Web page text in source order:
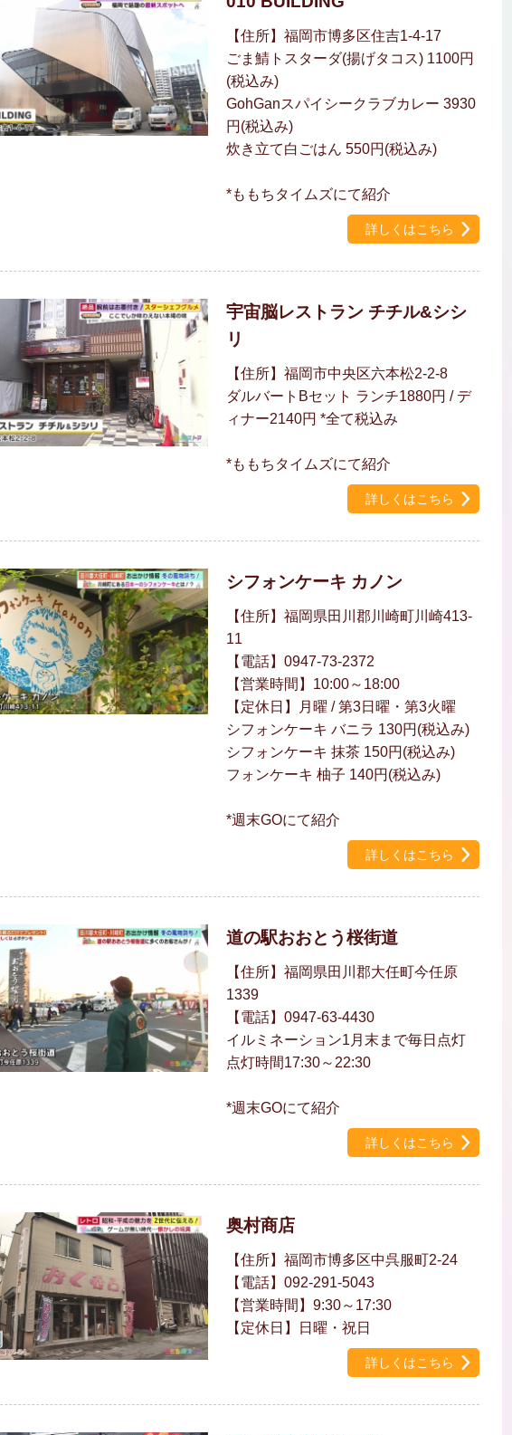
【住所】福岡市博多区住吉1-4-17
ごま鯖トスターダ(揚げタコス) 1100円
(税込み)
GohGanスパイシークラブカレー 3930
円(税込み)
炊き立て白ごはん 550円(税込み)
*ももちタイムズにて紹介
詳しくはこちら
宇宙脳レストラン チチル&シシ
リ
【住所】福岡市中央区六本松2-2-8
ダルバートBセット ランチ1880円 / デ
ィナー2140円 *全て税込み
*ももちタイムズにて紹介
詳しくはこちら
シフォンケーキ カノン
【住所】福岡県田川郡川崎町川崎413-
11
【電話】0947-73-2372
【営業時間】10:00～18:00
【定休日】月曜 / 第3日曜・第3火曜
シフォンケーキ バニラ 130円(税込み)
シフォンケーキ 抹茶 150円(税込み)
フォンケーキ 柚子 140円(税込み)
*週末GOにて紹介
詳しくはこちら
道の駅おおとう桜街道
【住所】福岡県田川郡大任町今任原
1339
【電話】0947-63-4430
イルミネーション1月末まで毎日点灯
点灯時間17:30～22:30
*週末GOにて紹介
詳しくはこちら
奥村商店
【住所】福岡市博多区中呉服町2-24
【電話】092-291-5043
【営業時間】9:30～17:30
【定休日】日曜・祝日
詳しくはこちら